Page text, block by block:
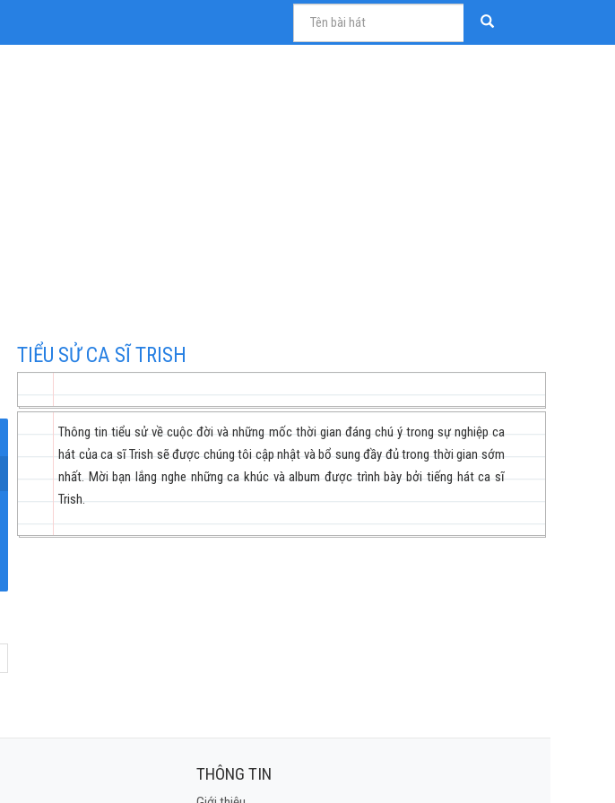
TIỂU SỬ CA SĨ TRISH
Thông tin tiểu sử về cuộc đời và những mốc thời gian đáng chú ý trong sự nghiệp ca
hát của ca sĩ Trish sẽ được chúng tôi cập nhật và bổ sung đầy đủ trong thời gian sớm
nhất. Mời bạn lắng nghe những ca khúc và album được trình bày bởi tiếng hát ca sĩ
Trish.
THÔNG TIN